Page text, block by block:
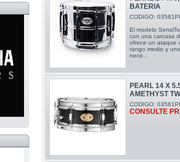
BATERIA
CODIGO:
El modelo
con una carcasa
ofrece un ataque
rango medio y
nece...
PEARL 14 X
AMETHYST
CODIGO:
CONSULTE